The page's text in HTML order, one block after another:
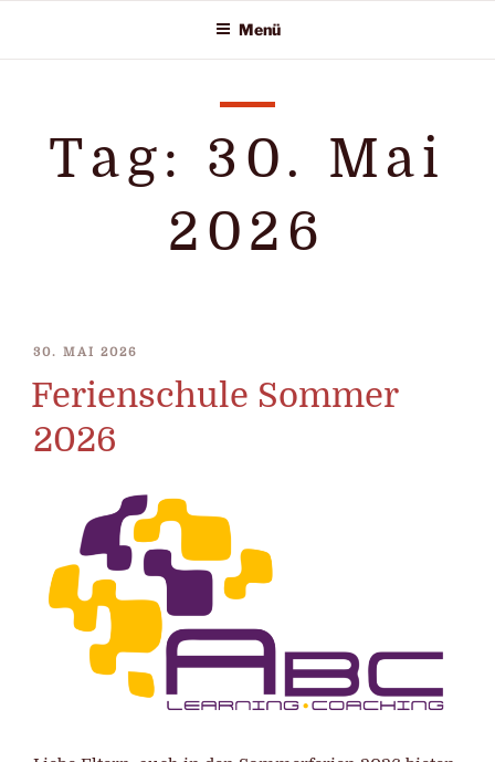
springen
Menü
Tag: 30. Mai
2026
VERÖFFENTLICHT
30. MAI 2026
Ferienschule Sommer
2026